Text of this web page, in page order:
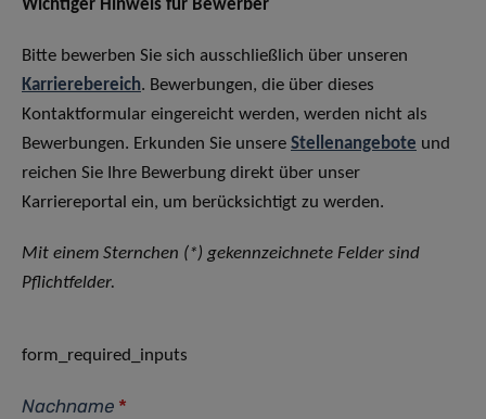
Wichtiger Hinweis für Bewerber
Bitte bewerben Sie sich ausschließlich über unseren
Karrierebereich. Bewerbungen, die über dieses
Kontaktformular eingereicht werden, werden nicht als
Bewerbungen. Erkunden Sie unsere Stellenangebote und
reichen Sie Ihre Bewerbung direkt über unser
Karriereportal ein, um berücksichtigt zu werden.
Mit einem Sternchen (*) gekennzeichnete Felder sind
Pflichtfelder.
form_required_inputs
Nachname *